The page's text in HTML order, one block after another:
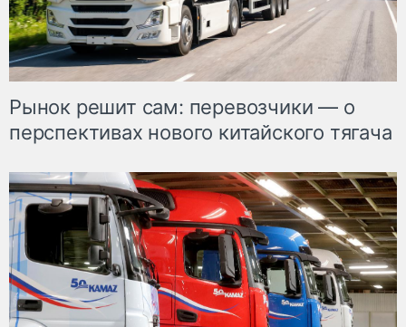
Рынок решит сам: перевозчики — о
перспективах нового китайского тягача